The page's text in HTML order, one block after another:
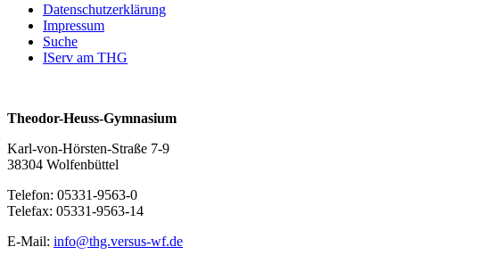
Datenschutzerklärung
Impressum
Suche
IServ am THG
Theodor-Heuss-Gymnasium
Karl-von-Hörsten-Straße 7-9
38304 Wolfenbüttel
Telefon: 05331-9563-0
Telefax: 05331-9563-14
E-Mail: info@thg.versus-wf.de